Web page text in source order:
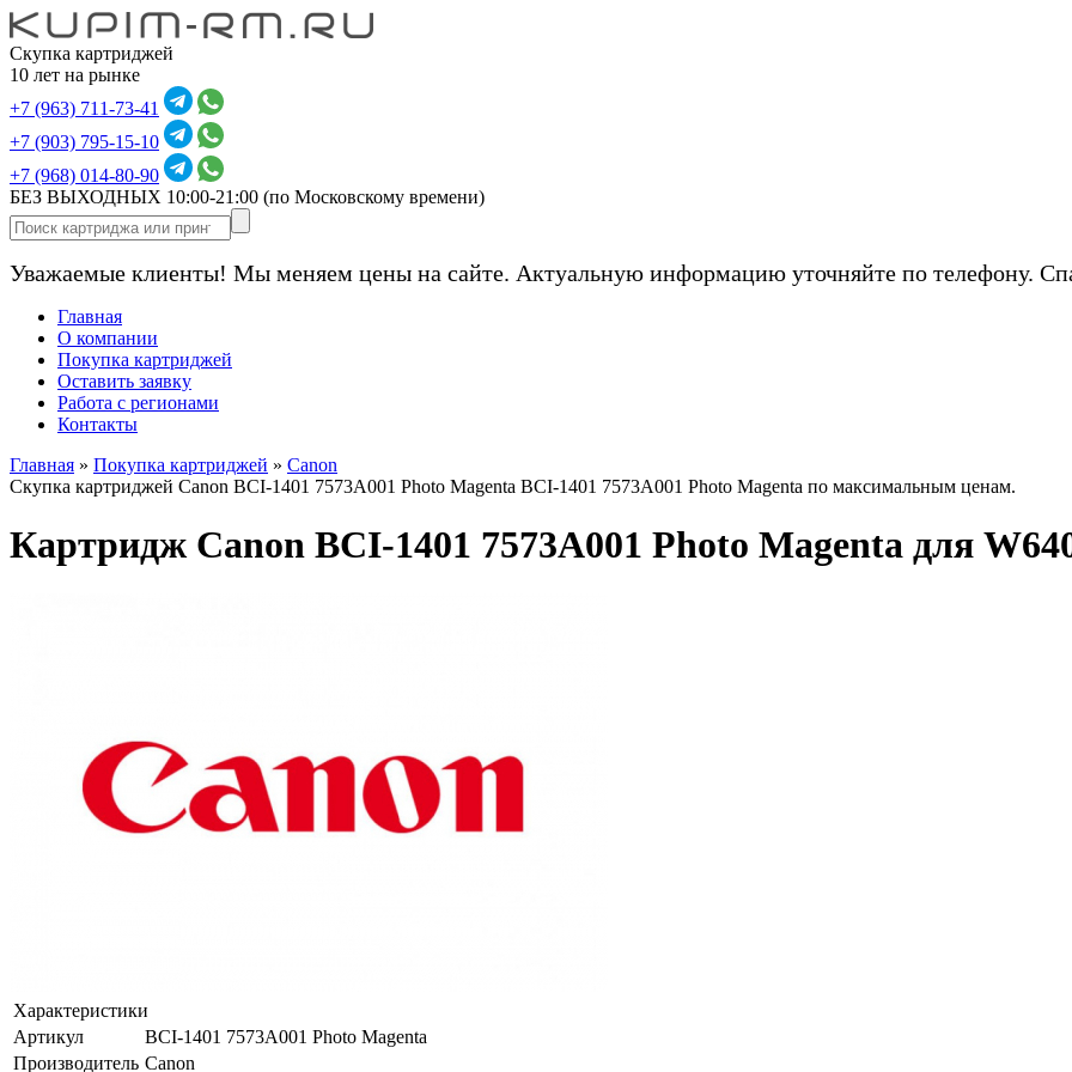
Скупка картриджей
10 лет на рынке
+7 (963) 711-73-41
+7 (903) 795-15-10
+7 (968) 014-80-90
БЕЗ ВЫХОДНЫХ 10:00-21:00 (по Московскому времени)
Уважаемые клиенты! Мы меняем цены на сайте. Актуальную информацию уточняйте по телефону.
Главная
О компании
Покупка картриджей
Оставить заявку
Работа с регионами
Контакты
Главная » Покупка картриджей » Canon
Скупка картриджей Canon BCI-1401 7573A001 Photo Magenta BCI-1401 7573A001 Photo Magenta по максимальным ценам.
Картридж Canon BCI-1401 7573A001 Photo Magenta для
Характеристики
Артикул
BCI-1401 7573A001 Photo Magenta
Производитель Canon